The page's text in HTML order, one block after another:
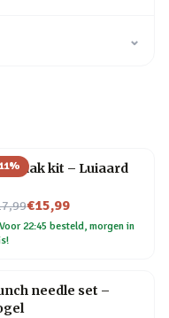
⌄
11%haak kit – Luiaard
voor€15,99
Voor 22:45 besteld, morgen in
needle set –